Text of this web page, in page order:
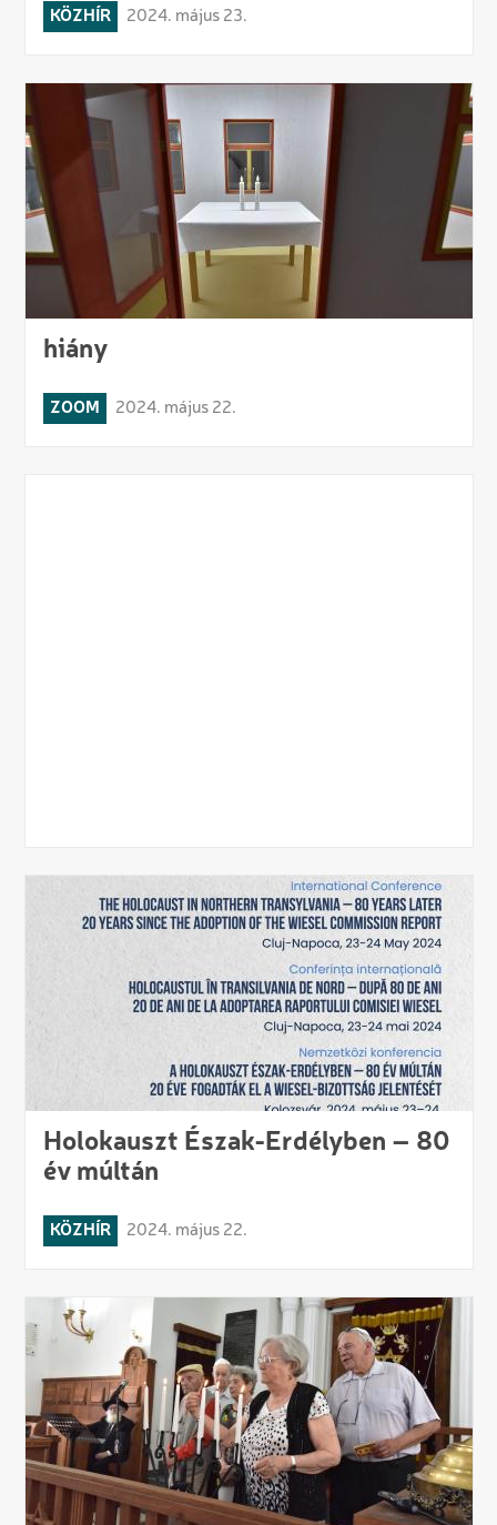
KÖZHÍR 2024. május 23.
hiány
ZOOM 2024. május 22.
Holokauszt Észak-Erdélyben – 80
év múltán
KÖZHÍR 2024. május 22.